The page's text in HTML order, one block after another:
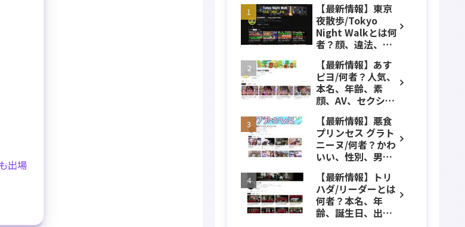
出場
【最新情報】東京
夜散歩/Tokyo
Night Walkとは何
者？顔、違法、逮
久保公園、本名、
年齢、誕生日、職
業、かわいい、彼
女などのプロフィ
ール、YouTubeチ
ャンネル紹介！
【最新情報】あす
ピヨ/何者？人気、
本名、年齢、素
顔、AV、セクシ
る、身長、出身、
学歴、経歴、仕事
のプロフィール、
YouTubeチャンネ
ル紹介！
【最新情報】悪食
プリンセス グラト
ニーヌ/何者？かわ
いい、性別、男？
長、出身などのプ
ロフィール、
YouTubeチャンネ
ル紹介！
【最新情報】トリ
ハダ/リーダーとは
何者？本名、年
齢、誕生日、出